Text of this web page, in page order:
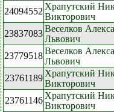
24094552 Храпутский
Викторович
23837083Веселков
Львович
23779518Веселков
Львович
23761189 Храпутский
Викторович
23761146 Храпутский
Викторович